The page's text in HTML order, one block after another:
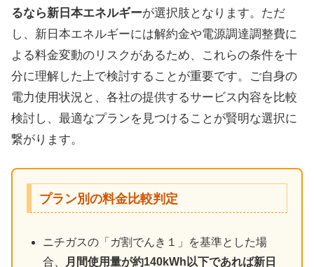
るなら新日本エネルギーが選択肢となります。ただ
し、新日本エネルギーには解約金や電源調達調整費に
よる料金変動のリスクがあるため、これらの条件を十
分に理解した上で検討することが重要です。ご自身の
電力使用状況と、各社の提供するサービス内容を比較
検討し、最適なプランを見つけることが賢明な選択に
繋がります。
プラン別の料金比較判定
ニチガスの「ガ割でんき１」を基準とした場
合、
月間使用量が約140kWh以下であれば新日